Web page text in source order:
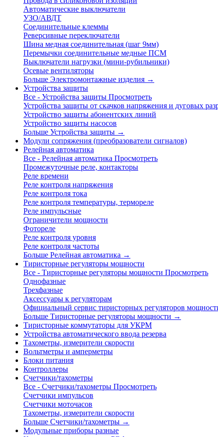
Автоматические выключатели
УЗО/АВДТ
Соединительные клеммы
Реверсивные переключатели
Шина медная соединительная (шаг 9мм)
Перемычки соединительные медные ПСМ
Выключатели нагрузки (мини-рубильники)
Осевые вентиляторы
Больше Электромонтажные изделия →
Устройства защиты
Все - Устройства защиты Просмотреть
Устройства защиты от скачков напряжения и дуговых
Устройство защиты абонентских линий
Устройство защиты насосов
Больше Устройства защиты →
Модули сопряжения (преобразователи сигналов)
Релейная автоматика
Все - Релейная автоматика Просмотреть
Промежуточные реле, контакторы
Реле времени
Реле контроля напряжения
Реле контроля тока
Реле контроля температуры, термореле
Реле импульсные
Ограничители мощности
Фотореле
Реле контроля уровня
Реле контроля частоты
Больше Релейная автоматика →
Тиристорные регуляторы мощности
Все - Тиристорные регуляторы мощности Просмотреть
Однофазные
Трехфазные
Аксессуары к регуляторам
Официальный сервис тиристорных регуляторов
Больше Тиристорные регуляторы мощности →
Тиристорные коммутаторы для УКРМ
Устройства автоматического ввода резерва
Тахометры, измерители скорости
Вольтметры и амперметры
Блоки питания
Контроллеры
Счетчики/тахометры
Все - Счетчики/тахометры Просмотреть
Счетчики импульсов
Счетчики моточасов
Тахометры, измерители скорости
Больше Счетчики/тахометры →
Модульные приборы разные